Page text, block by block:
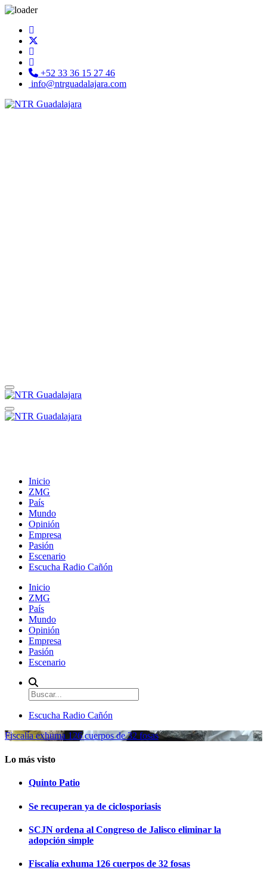
+52 33 36 15 27 46
info@ntrguadalajara.com
Inicio
ZMG
País
Mundo
Opinión
Empresa
Pasión
Escenario
Escucha Radio Cañón
Inicio
ZMG
País
Mundo
Opinión
Empresa
Pasión
Escenario
Escucha Radio Cañón
Fiscalía exhuma 126 cuerpos de 32 fosas
Lo más visto
Quinto Patio
Se recuperan ya de ciclosporiasis
SCJN ordena al Congreso de Jalisco eliminar la
adopción simple
Fiscalía exhuma 126 cuerpos de 32 fosas